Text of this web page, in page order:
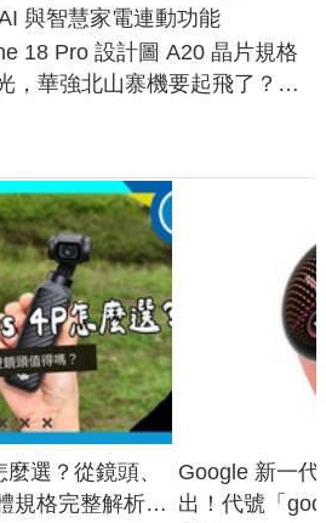
與智慧家電連動功能
18 Pro 設計圖 A20 晶片規格
，華強北山寨機要起飛了？專
選？從鏡頭、
規格完整解析，
Google 新一
出！代號「